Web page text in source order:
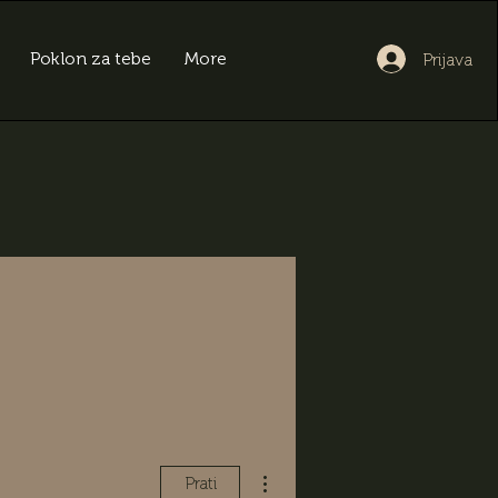
Poklon za tebe More Prijava
Prati